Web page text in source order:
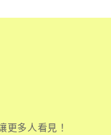
更多人看見！